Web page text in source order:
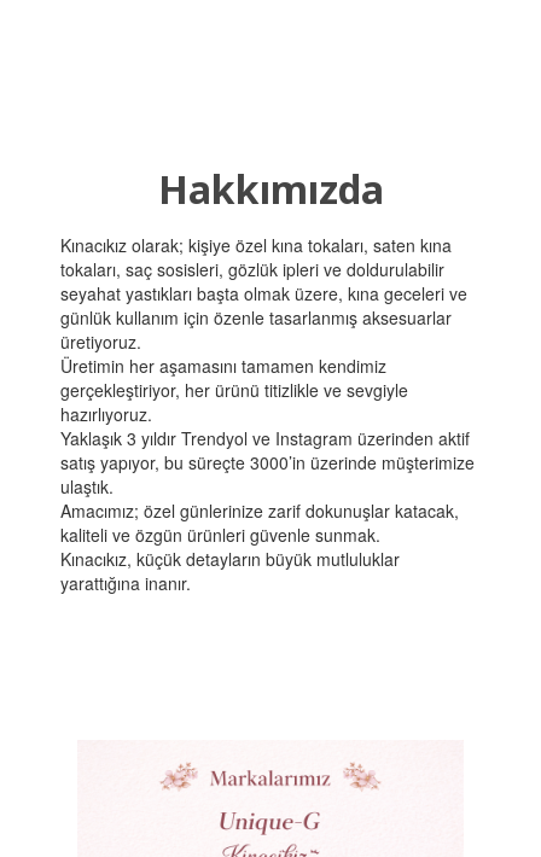
Hakkımızda
Kınacıkız olarak; kişiye özel kına tokaları, saten kına
tokaları, saç sosisleri, gözlük ipleri ve doldurulabilir
seyahat yastıkları başta olmak üzere, kına geceleri ve
günlük kullanım için özenle tasarlanmış aksesuarlar
üretiyoruz.
Üretimin her aşamasını tamamen kendimiz
gerçekleştiriyor, her ürünü titizlikle ve sevgiyle
hazırlıyoruz.
Yaklaşık 3 yıldır Trendyol ve Instagram üzerinden aktif
satış yapıyor, bu süreçte 3000’in üzerinde müşterimize
ulaştık.
Amacımız; özel günlerinize zarif dokunuşlar katacak,
kaliteli ve özgün ürünleri güvenle sunmak.
Kınacıkız, küçük detayların büyük mutluluklar
yarattığına inanır.